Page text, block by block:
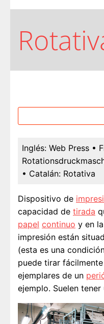
Inglés: Web Press •
• Catalán: Rotativa
Dispositivo de
capacidad de tirada
papel continuo y en
impresión están
(esta es una
puede tirar
ejemplares de un
ejemplo. Suelen